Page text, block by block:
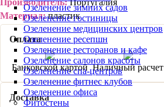
Озеленение зимних садов
Озеленение гостиницы
Озеленение медицинских центров
Озеленение ресепшн
Озеленение ресторанов и кафе
Озеленение салонов красоты
Озеленение спа-центров
Озеленение фитнес клубов
Озеленение офиса
Фитостены
Материал:пластик
Оплата
Банковской картой Наличный расчет
Доставка